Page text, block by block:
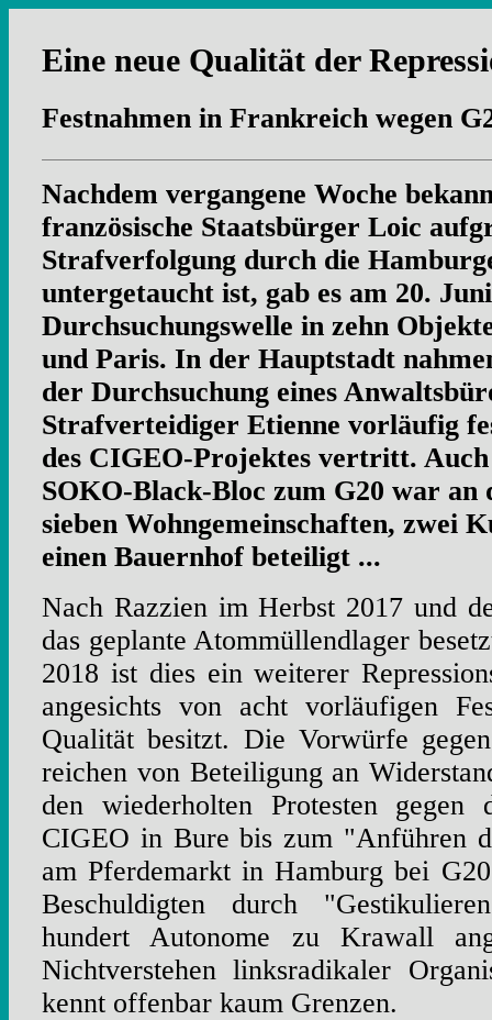
Eine neue Qualität der
Festnahmen in Frankreich wegen
Nachdem vergangene Woche
französische Staatsbürger Loic
Strafverfolgung durch die
untergetaucht ist, gab es am 20.
Durchsuchungswelle in zehn
und Paris. In der Hauptstadt
der Durchsuchung eines
Strafverteidiger Etienne vorläufig
des CIGEO-Projektes vertritt.
SOKO-Black-Bloc zum G20 war an
sieben Wohngemeinschaften, zwei
einen Bauernhof beteiligt ...
Nach Razzien im Herbst 2017 und
das geplante Atommüllendlager
2018 ist dies ein weiterer
angesichts von acht vorläufigen
Qualität besitzt. Die Vorwürfe
reichen von Beteiligung an
den wiederholten Protesten gegen
CIGEO in Bure bis zum "Anführen
am Pferdemarkt in Hamburg bei
Beschuldigten durch
hundert Autonome zu Krawall
Nichtverstehen linksradikaler
kennt offenbar kaum Grenzen.